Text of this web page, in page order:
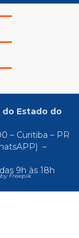
Estado do
– Curitiba – PR
–
9h às 18h
Freepik